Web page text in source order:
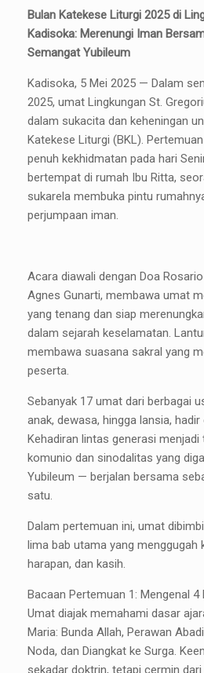
Bulan Katekese Liturgi 2025 di
Kadisoka: Merenungi Iman
Semangat Yubileum
Kadisoka, 5 Mei 2025 — Dalam
2025, umat Lingkungan St.
dalam sukacita dan keheningan
Katekese Liturgi (BKL).
penuh kekhidmatan pada hari
bertempat di rumah Ibu Ritta,
sukarela membuka pintu
perjumpaan iman.
Acara diawali dengan Doa
Agnes Gunarti, membawa umat
yang tenang dan siap
dalam sejarah keselamatan.
membawa suasana sakral yang
peserta.
Sebanyak 17 umat dari berbagai
anak, dewasa, hingga lansia,
Kehadiran lintas generasi
komunio dan sinodalitas yang
Yubileum — berjalan bersama
satu.
Dalam pertemuan ini, umat
lima bab utama yang menggugah
harapan, dan kasih.
Bacaan Pertemuan 1: Mengenal 4
Umat diajak memahami dasar
Maria: Bunda Allah, Perawan
Noda, dan Diangkat ke Surga.
sekadar doktrin, tetapi cermin